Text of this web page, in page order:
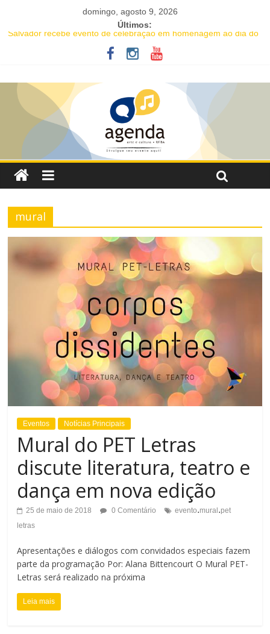
domingo, agosto 9, 2026
Últimos:
Salvador recebe evento de celebração em homenagem ao dia do
Projeto abre inscrições para oficinas gratuitas voltadas à
16ª Jornada de Dança da Bahia leva formação e espetáculo
gratuitos a quatro cidades brasileiras
IC Encontro de Artes traz Renata Carvalho com seu “Manifesto
Transpofágico” a Salvador
Música e solidariedade se unem em concerto do Coral Ecumênico
da Bahia na Flipelô
mural
Eventos Notícias Principais
Mural do PET Letras
discute literatura, teatro e
dança em nova edição
25 de maio de 2018 0 Comentário evento.mural.pet
letras
Apresentações e diálogos com convidados especiais fazem
parte da programação Por: Alana Bittencourt O Mural PET-
Letras será realizado na próxima
Leia mais